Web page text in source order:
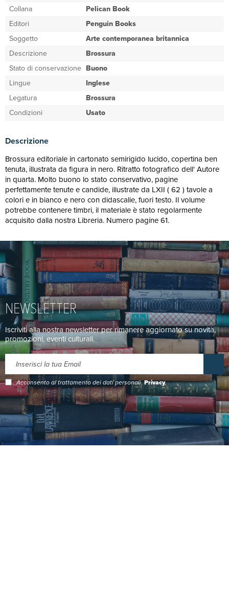
Collana
Pelican Book
Editori
Penguin Books
Soggetto
Arte contemporanea britannica
Descrizione
Brossura
Stato di conservazione Buono
Lingue
Inglese
Legatura
Brossura
Condizioni
Usato
Descrizione
Brossura editoriale in cartonato semirigido lucido, copertina ben
tenuta, illustrata da figura in nero. Ritratto fotografico dell' Autore
in quarta. Molto buono lo stato conservativo, pagine
perfettamente tenute e candide, illustrate da LXII ( 62 ) tavole a
colori e in bianco e nero con didascalie, fuori testo. Il volume
potrebbe contenere timbri, il materiale è stato regolarmente
acquisito dalla nostra Libreria. Numero pagine 61.
NEWSLETTER
Iscriviti alla nostra newsletter per rimanere aggiornato su novità,
promozioni, eventi culturali.
Acconsento al trattamento dei dati personali.Privacy